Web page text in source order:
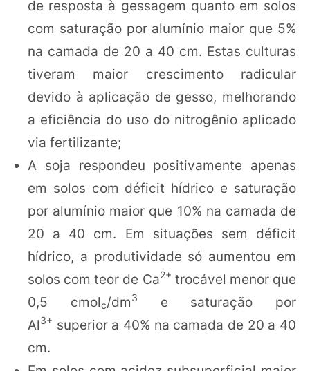
de resposta à gessagem quanto em solos
com saturação por alumínio maior que 5%
na camada de 20 a 40 cm. Estas culturas
tiveram maior crescimento radicular
devido à aplicação de gesso, melhorando
a eficiência do uso do nitrogênio aplicado
via fertilizante;
A soja respondeu positivamente apenas
em solos com déficit hídrico e saturação
por alumínio maior que 10% na camada de
20 a 40 cm. Em situações sem déficit
hídrico, a produtividade só aumentou em
solos com teor de Ca2+ trocável menor que
0,5 cmolc/dm3
e saturação por
Al3+ superior a 40% na camada de 20 a 40
cm.